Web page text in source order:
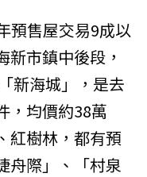
預售屋交易9成以
市鎮中後段，
新海城」，是去
，均價約38萬
紅樹林，都有預
舟際」、「村泉